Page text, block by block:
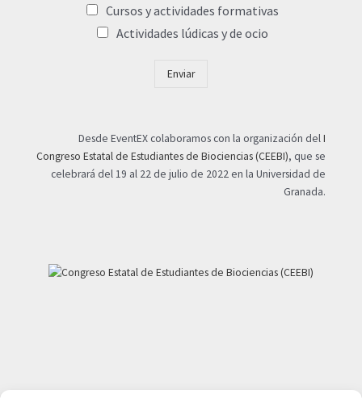
Cursos y actividades formativas
Actividades lúdicas y de ocio
Enviar
Desde EventEX colaboramos con la organización delI
Congreso Estatal de Estudiantes de Biociencias (CEEBI), que se
celebrará del 19 al 22 de julio de 2022 en la Universidad de
Granada.